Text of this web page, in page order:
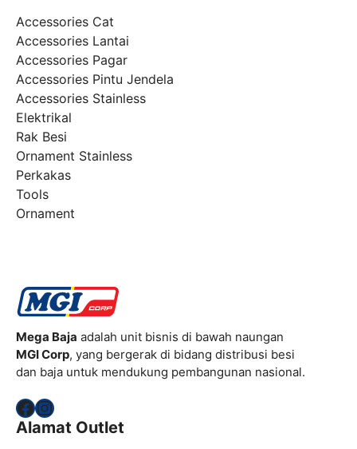
Accessories Cat
Accessories Lantai
Accessories Pagar
Accessories Pintu Jendela
Accessories Stainless
Elektrikal
Rak Besi
Ornament Stainless
Perkakas
Tools
Ornament
Mega Baja adalah unit bisnis di bawah naungan
MGI Corp, yang bergerak di bidang distribusi besi
dan baja untuk mendukung pembangunan nasional.
Facebook
Instagram
Alamat Outlet